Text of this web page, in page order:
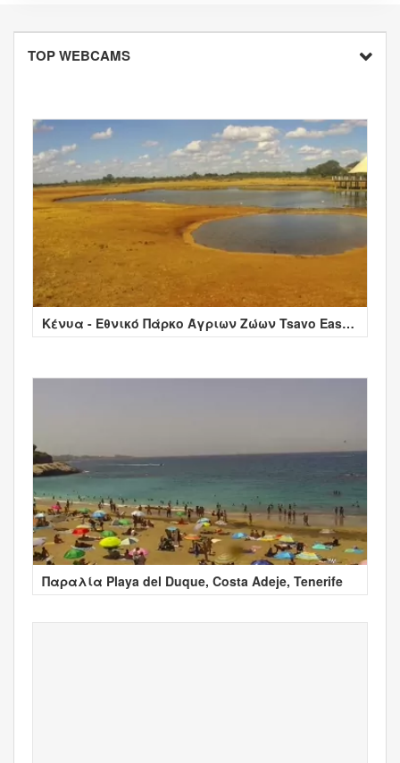
TOP WEBCAMS
Κένυα - Εθνικό Πάρκο Άγριων Ζώων Tsavo East
Kenya
Παραλία Playa del Duque, Costa Adeje, Tenerife